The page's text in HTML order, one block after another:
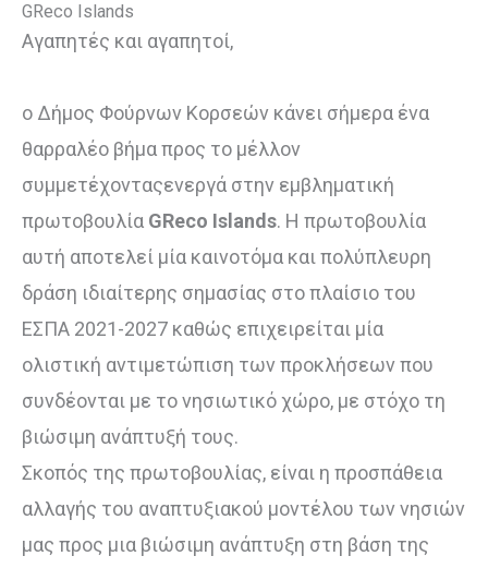
GReco Islands
Αγαπητές και αγαπητοί,
ο Δήμος Φούρνων Κορσεών κάνει σήμερα ένα
θαρραλέο βήμα προς το μέλλον
συμμετέχονταςενεργά στην εμβληματική
πρωτοβουλία GReco Islands. H πρωτοβουλία
αυτή αποτελεί μία καινοτόμα και πολύπλευρη
δράση ιδιαίτερης σημασίας στο πλαίσιο του
ΕΣΠΑ 2021-2027 καθώς επιχειρείται μία
ολιστική αντιμετώπιση των προκλήσεων που
συνδέονται με το νησιωτικό χώρο, με στόχο τη
βιώσιμη ανάπτυξή τους.
Σκοπός της πρωτοβουλίας, είναι η προσπάθεια
αλλαγής του αναπτυξιακού μοντέλου των νησιών
μας προς μια βιώσιμη ανάπτυξη στη βάση της